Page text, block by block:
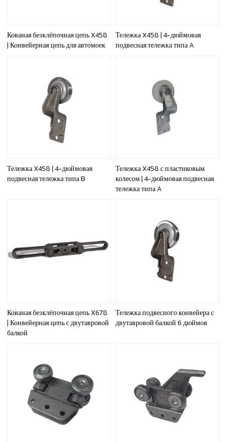
Кованая безклёпочная цепь X458
| Конвейерная цепь для автомоек
Тележка X458 | 4-дюймовая
подвесная тележка типа A
Тележка X458 | 4-дюймовая
подвесная тележка типа B
Тележка X458 с пластиковым
колесом | 4-дюймовая подвесная
тележка типа A
Кованая безклёпочная цепь X678
| Конвейерная цепь с двутавровой
балкой
Тележка подвесного конвейера с
двутавровой балкой 6 дюймов